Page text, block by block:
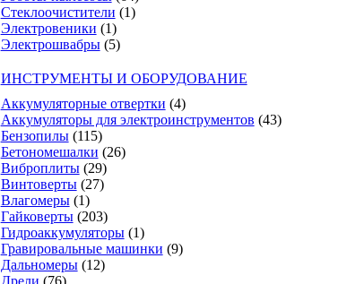
Стеклоочистители (1)
Электровеники (1)
Электрошвабры (5)
ИНСТРУМЕНТЫ И ОБОРУДОВАНИЕ
Аккумуляторные отвертки (4)
Аккумуляторы для электроинструментов (43)
Бензопилы (115)
Бетономешалки (26)
Виброплиты (29)
Винтоверты (27)
Влагомеры (1)
Гайковерты (203)
Гидроаккумуляторы (1)
Гравировальные машинки (9)
Дальномеры (12)
Дрели (76)